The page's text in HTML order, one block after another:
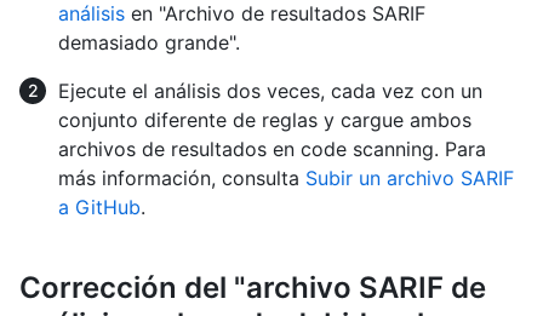
análisis en "Archivo de resultados SARIF
demasiado grande".
Ejecute el análisis dos veces, cada vez con un
conjunto diferente de reglas y cargue ambos
archivos de resultados en code scanning. Para
más información, consulta Subir un archivo SARIF
a GitHub.
Corrección del "archivo SARIF de